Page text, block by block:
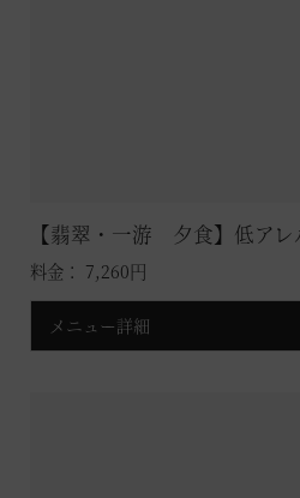
【翡翠・一游 夕食】低ア
料金： 7,260円
メニュー詳細